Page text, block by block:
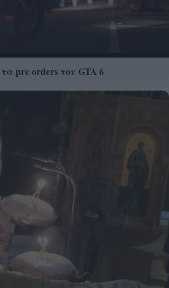
pre orders του GTA 6